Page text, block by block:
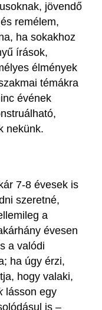
jövendő
remélem,
ha sokakhoz
írások,
élmények
témákra
évének
nekünk.
7-8 évesek is
szeretné,
a
évesen
a valódi
ha úgy érzi,
hogy valaki,
lásson egy
is –